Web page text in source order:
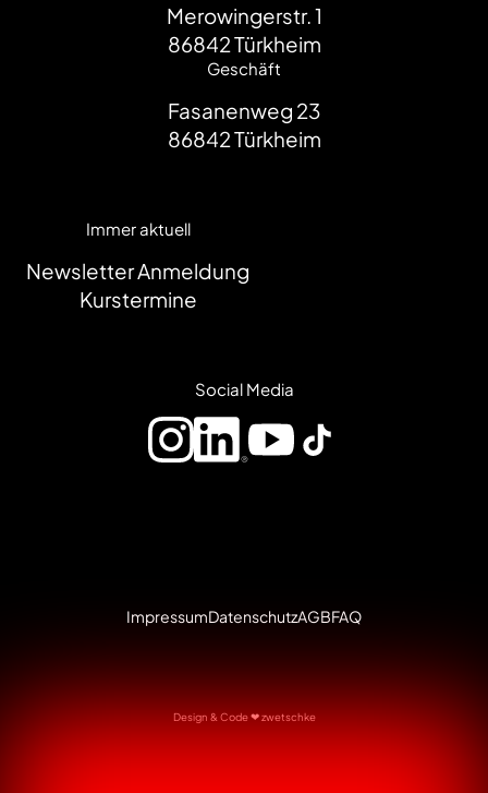
Merowingerstr. 1
86842Türkheim
Geschäft
Fasanenweg 23
86842Türkheim
Immer aktuell
Newsletter Anmeldung
Kurstermine
Social Media
ImpressumDatenschutzAGBFAQ
Design & Code ❤zwetschke